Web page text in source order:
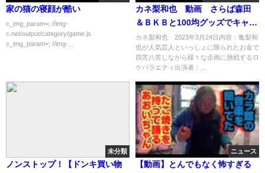
家の猫の寝顔が酷い
c_img_param=; //img-
c.net/output/category/game.js
c_img_param=; //img-...
カネ梨和也 動画 さらば森田
＆ＢＫＢと100均グッズでキャン
プ・後編 3月24日
カネ梨和也 2023年3月24日内容：亀梨和
也が人気芸人といっしょに限られたお金で
四苦八苦しながら様々な企画に挑戦するロ
ケバラエティ出演者：...
未分類
ノンストップ！【ドンキ買い物
ニュース
【動画】とんでもなく怖すぎる